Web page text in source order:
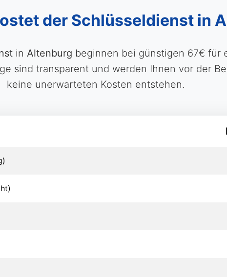
der Schlüsseldienst in
in Altenburg beginnen bei günstigen 67€ für
sind transparent und werden Ihnen vor der
keine unerwarteten Kosten entstehen.